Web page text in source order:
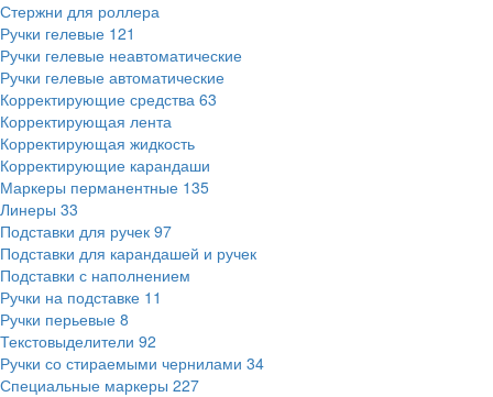
Стержни для роллера
Ручки гелевые 121
Ручки гелевые неавтоматические
Ручки гелевые автоматические
Корректирующие средства 63
Корректирующая лента
Корректирующая жидкость
Корректирующие карандаши
Маркеры перманентные 135
Линеры 33
Подставки для ручек 97
Подставки для карандашей и ручек
Подставки с наполнением
Ручки на подставке 11
Ручки перьевые 8
Текстовыделители 92
Ручки со стираемыми чернилами 34
Специальные маркеры 227